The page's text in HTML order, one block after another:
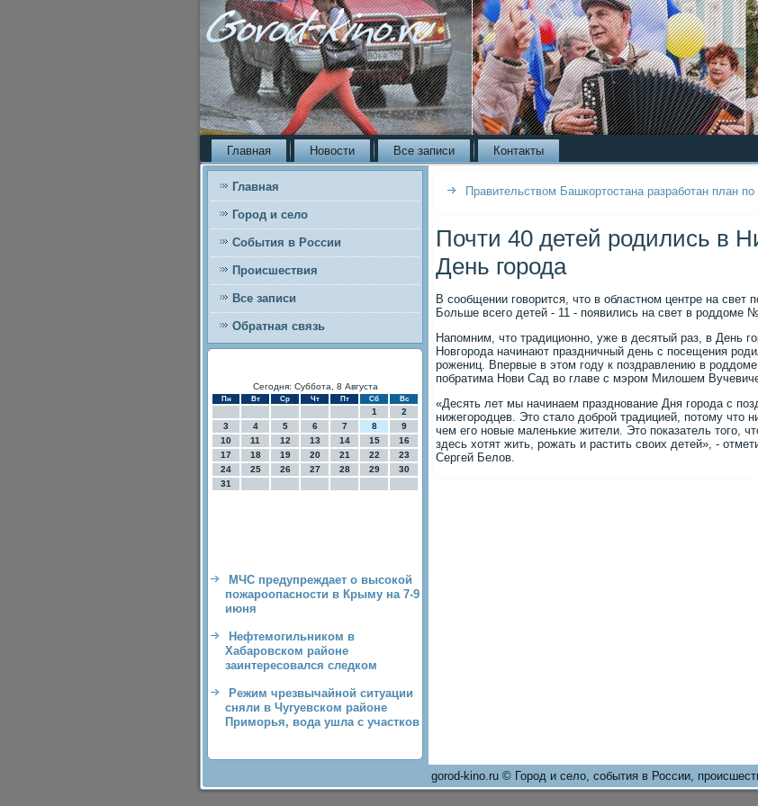
Главная Новости Все записи Контакты
Главная
Город и село
События в России
Происшествия
Все записи
Обратная связь
Сегодня: Суббота, 8 Августа
Пн Вт Ср Чт Пт Сб Вс
1
2
3
4 5 6 7 8
9
10
11 12 13 14 15
16
17
18 19 20 21 22
23
24
25 26 27 28 29
30
31
МЧС предупреждает о высокой
пожароопасности в Крыму на 7-9
июня
Нефтемогильником в
Хабаровском районе
заинтересовался следком
Режим чрезвычайной ситуации
сняли в Чугуевском районе
Приморья, вода ушла с участков
Правительством Башкортостана разработан план
Почти 40 детей родились в
День города
В сообщении говорится, что в областном центре на свет
Больше всего детей - 11 - появились на свет в роддоме
Напомним, что традиционно, уже в десятый раз, в День
Новгорода начинают праздничный день с посещения
рожениц. Впервые в этом году к поздравлению в
побратима Нови Сад во главе с мэром Милошем
«Десять лет мы начинаем празднование Дня города с
нижегородцев. Это стало доброй традицией, потому что
чем его новые маленькие жители. Это показатель того,
здесь хотят жить, рожать и растить своих детей», -
Сергей Белов.
gorod-kino.ru © Город и село, события в России,